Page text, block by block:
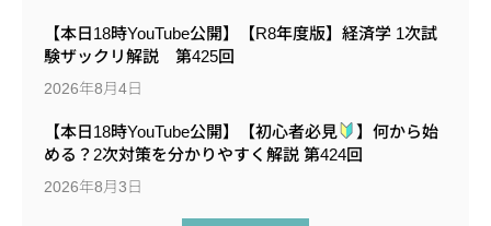
【本日18時YouTube公開】【R8年度版】経済学 1次試
験ザックリ解説 第425回
2026年8月4日
【本日18時YouTube公開】【初心者必見
】何から始
める？2次対策を分かりやすく解説 第424回
2026年8月3日